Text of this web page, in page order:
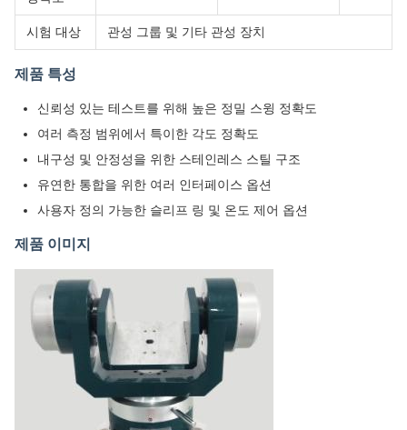
시험 대상 관성 그룹 및 기타 관성 장치
제품 특성
신뢰성 있는 테스트를 위해 높은 정밀 스윙 정확도
여러 측정 범위에서 특이한 각도 정확도
내구성 및 안정성을 위한 스테인레스 스틸 구조
유연한 통합을 위한 여러 인터페이스 옵션
사용자 정의 가능한 슬리프 링 및 온도 제어 옵션
제품 이미지